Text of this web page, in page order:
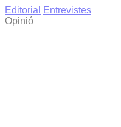
Editorial
Entrevistes
Opinió